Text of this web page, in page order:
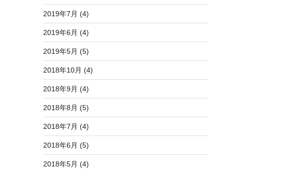
2019年7月 (4)
2019年6月 (4)
2019年5月 (5)
2018年10月 (4)
2018年9月 (4)
2018年8月 (5)
2018年7月 (4)
2018年6月 (5)
2018年5月 (4)